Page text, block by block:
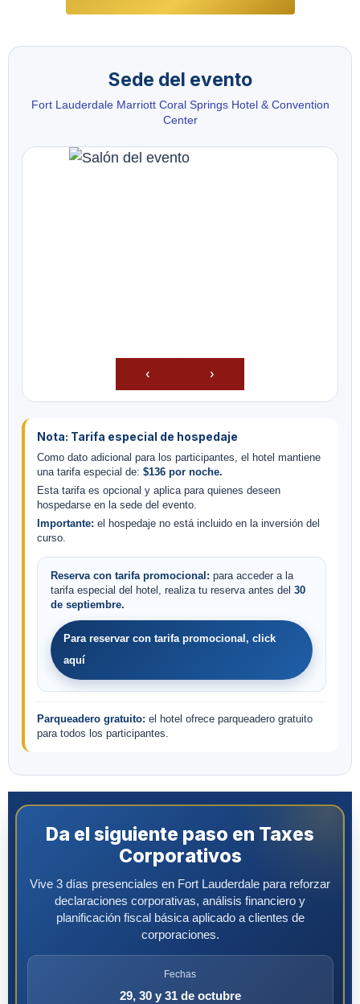
Sede del evento
Fort Lauderdale Marriott Coral Springs Hotel & Convention
Center
‹ ›
Nota: Tarifa especial de hospedaje
Como dato adicional para los participantes, el hotel mantiene
una tarifa especial de: $136 por noche.
Esta tarifa es opcional y aplica para quienes deseen
hospedarse en la sede del evento.
Importante: el hospedaje no está incluido en la inversión del
curso.
Reserva con tarifa promocional: para acceder a la
tarifa especial del hotel, realiza tu reserva antes del 30
de septiembre.
Para reservar con tarifa promocional, click
aquí
Parqueadero gratuito: el hotel ofrece parqueadero gratuito
para todos los participantes.
Da el siguiente paso en Taxes
Corporativos
Vive 3 días presenciales en Fort Lauderdale para reforzar
declaraciones corporativas, análisis financiero y
planificación fiscal básica aplicado a clientes de
corporaciones.
Fechas
29, 30 y 31 de octubre